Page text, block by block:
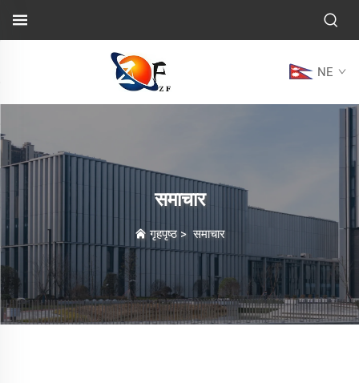
NE
समाचार
गृहपृष्ठ>समाचार